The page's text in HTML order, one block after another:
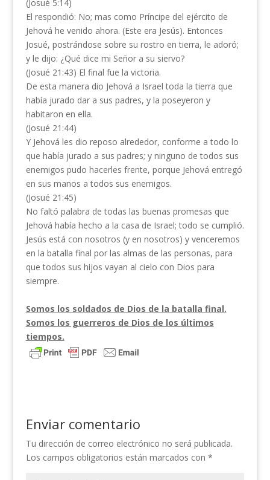
(Josué 5:14)
El respondió: No; mas como Príncipe del ejército de
Jehová he venido ahora. (Este era Jesús). Entonces
Josué, postrándose sobre su rostro en tierra, le adoró;
y le dijo: ¿Qué dice mi Señor a su siervo?
(Josué 21:43) El final fue la victoria.
De esta manera dio Jehová a Israel toda la tierra que
había jurado dar a sus padres, y la poseyeron y
habitaron en ella.
(Josué 21:44)
Y Jehová les dio reposo alrededor, conforme a todo lo
que había jurado a sus padres; y ninguno de todos sus
enemigos pudo hacerles frente, porque Jehová entregó
en sus manos a todos sus enemigos.
(Josué 21:45)
No faltó palabra de todas las buenas promesas que
Jehová había hecho a la casa de Israel; todo se cumplió.
Jesús está con nosotros (y en nosotros) y venceremos
en la batalla final por las almas de las personas, para
que todos sus hijos vayan al cielo con Dios para
siempre.
Somos los soldados de Dios de la batalla final.
Somos los guerreros de Dios de los últimos
tiempos.
Enviar comentario
Tu dirección de correo electrónico no será publicada.
Los campos obligatorios están marcados con *